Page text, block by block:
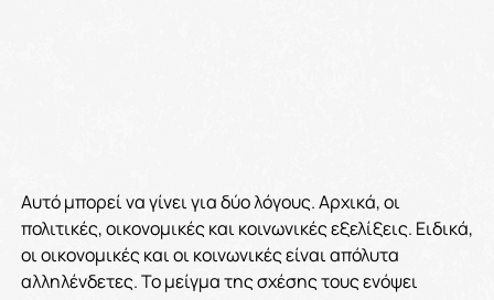
Αυτό μπορεί να γίνει για δύο λόγους. Αρχικά, οι
πολιτικές, οικονομικές και κοινωνικές εξελίξεις. Ειδικά,
οι οικονομικές και οι κοινωνικές είναι απόλυτα
αλληλένδετες. Το μείγμα της σχέσης τους ενόψει